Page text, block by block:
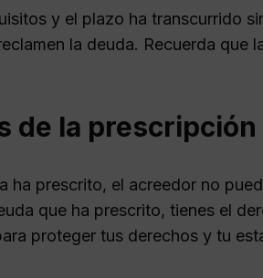
y el plazo ha transcurrido
la deuda. Recuerda
de la
ha prescrito, el acreedor no
que ha prescrito, tienes el
proteger tus derechos y tu